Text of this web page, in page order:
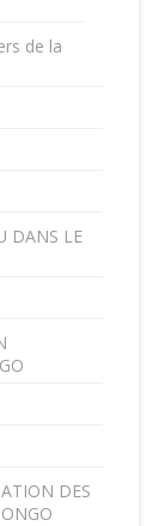
de la
DANS LE
DES